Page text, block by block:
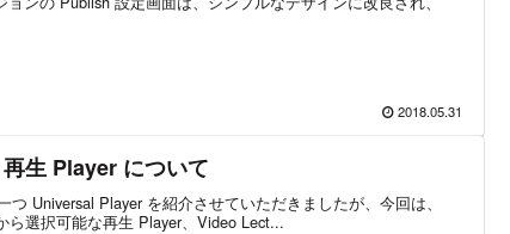
2018.05.31
生 Player について
Universal Player を紹介させていただきましたが、今回は、
選択可能な再生 Player、Video Lect...